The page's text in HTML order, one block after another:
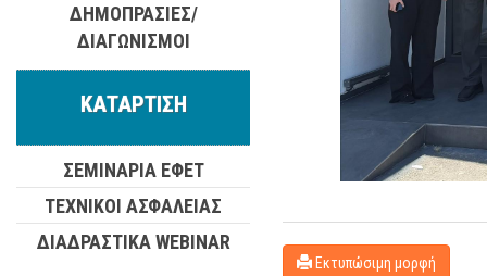
Εκτυπώσιμη μορφή
ΔΗΜΟΠΡΑΣΙΕΣ/
ΔΙΑΓΩΝΙΣΜΟΙ
ΚΑΤΑΡΤΙΣΗ
ΣΕΜΙΝΑΡΙΑ ΕΦΕΤ
ΤΕΧΝΙΚΟΙ ΑΣΦΑΛΕΙΑΣ
ΔΙΑΔΡΑΣΤΙΚΑ WEBINAR